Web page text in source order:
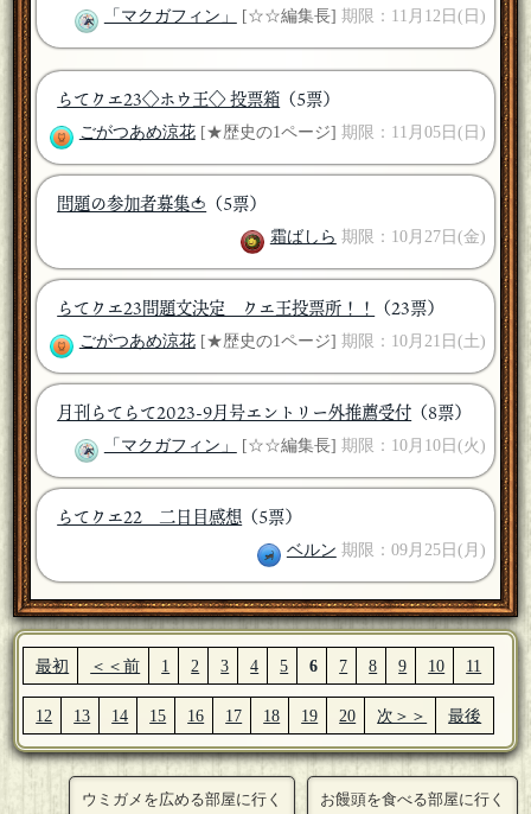
「マクガフィン」 [☆☆編集長] 期限：11月12日(日)
らてクエ23◇ホウ王◇ 投票箱 （5票）
ごがつあめ涼花 [★歴史の1ページ] 期限：11月05日(日)
問題の参加者募集🍅 （5票）
霜ばしら 期限：10月27日(金)
らてクエ23問題文決定 クエ王投票所！！ （23票）
ごがつあめ涼花 [★歴史の1ページ] 期限：10月21日(土)
月刊らてらて2023-9月号エントリー外推薦受付 （8票）
「マクガフィン」 [☆☆編集長] 期限：10月10日(火)
らてクエ22 二日目感想 （5票）
ベルン 期限：09月25日(月)
最初 ＜＜前 1 2 3 4 5 6 7 8 9 10 11
12 13 14 15 16 17 18 19 20 次＞＞ 最後
ウミガメを広める部屋に行く お饅頭を食べる部屋に行く